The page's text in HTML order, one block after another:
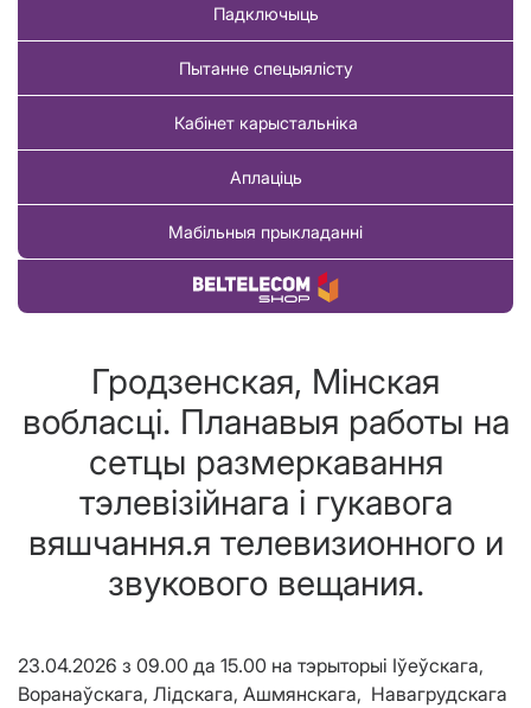
Падключыць
Пытанне спецыялісту
Кабінет карыстальніка
Аплаціць
Мабільныя прыкладанні
Купіць тавар
Гродзенская, Мінская
вобласцi. Планавыя работы на
сетцы размеркавання
тэлевізійнага і гукавога
вяшчання.я телевизионного и
звукового вещания.
23.04.2026 з 09.00 да 15.00 на тэрыторыі Іўеўскага,
Воранаўскага, Лідскага, Ашмянскага, Навагрудскага